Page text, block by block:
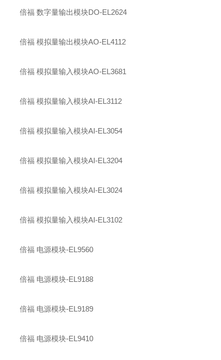
倍福 数字量输出模块DO-EL2624
倍福 模拟量输出模块AO-EL4112
倍福 模拟量输入模块AO-EL3681
倍福 模拟量输入模块AI-EL3112
倍福 模拟量输入模块AI-EL3054
倍福 模拟量输入模块AI-EL3204
倍福 模拟量输入模块AI-EL3024
倍福 模拟量输入模块AI-EL3102
倍福 电源模块-EL9560
倍福 电源模块-EL9188
倍福 电源模块-EL9189
倍福 电源模块-EL9410